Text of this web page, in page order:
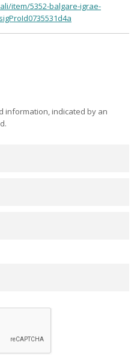
item/5352-balgare-igrae-
information, indicated by an